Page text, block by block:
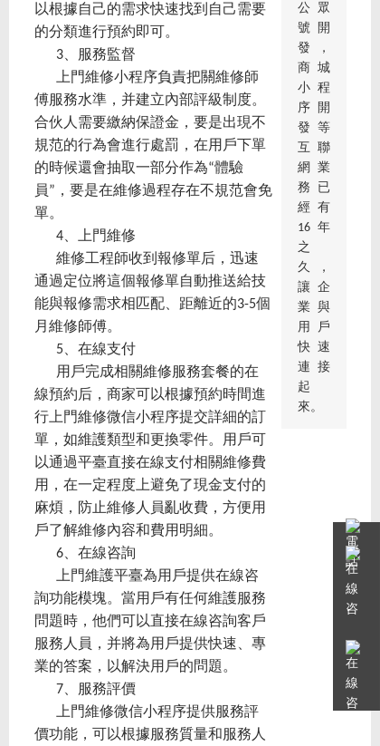
以根據自己的需求快速找到自己需要
的分類進行預約即可。
3、服務監督
上門維修小程序負責把關維修師
傅服務水準，并建立內部評級制度。
合伙人需要繳納保證金，要是出現不
規范的行為會進行處罰，在用戶下單
的時候還會抽取一部分作為“體驗
員”，要是在維修過程存在不規范會免
單。
4、上門維修
維修工程師收到報修單后，迅速
通過定位將這個報修單自動推送給技
能與報修需求相匹配、距離近的3-5個
月維修師傅。
5、在線支付
用戶完成相關維修服務套餐的在
線預約后，商家可以根據預約時間進
行上門維修微信小程序提交詳細的訂
單，如維護類型和更換零件。用戶可
以通過平臺直接在線支付相關維修費
用，在一定程度上避免了現金支付的
麻煩，防止維修人員亂收費，方便用
戶了解維修內容和費用明細。
6、在線咨詢
上門維護平臺為用戶提供在線咨
詢功能模塊。當用戶有任何維護服務
問題時，他們可以直接在線咨詢客戶
服務人員，并將為用戶提供快速、專
業的答案，以解決用戶的問題。
7、服務評價
上門維修微信小程序提供服務評
價功能，可以根據服務質量和服務人
公眾
號開
發，
商城
小程
序開
發等
互聯
網業
務已
經有
16年
之
久，
讓企
業與
用戶
快速
連接
起
來。